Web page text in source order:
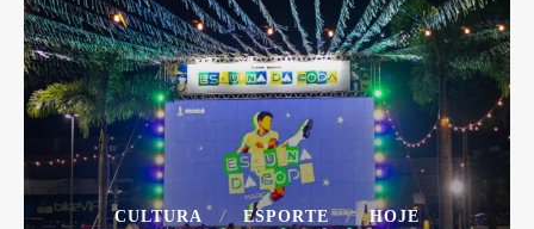
CULTURA ESPORTE HOJE